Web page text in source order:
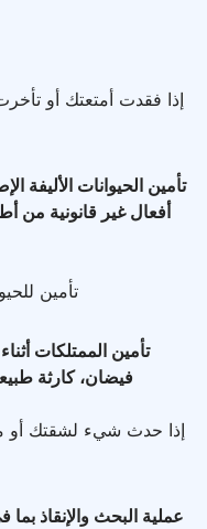
تأمين الحيوانات الأليفة
أفعال غير قانونية من
تأمين
تأمين الممتلكات
فيضان، كارثة
عملية البحث والإنقاذ بما